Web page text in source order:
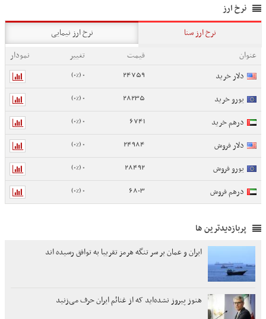
نرخ ارز
نرخ ارز سنا
نرخ ارز نیمایی
عنوان
قیمت تغییر
نمودار
دلار خرید
24759
0 (0%)
یورو خرید 28235
0 (0%)
درهم خرید 6741
0 (0%)
دلار فروش 24984
0 (0%)
یورو فروش 28492
0 (0%)
درهم فروش 6803
0 (0%)
پربازدیدترین ها
ایران و عمان بر سر تنگه هرمز تقریبا به توافق رسیده اند
هنوز پیروز نشده‌اید که از غنائم ایران حرف می‌زنید